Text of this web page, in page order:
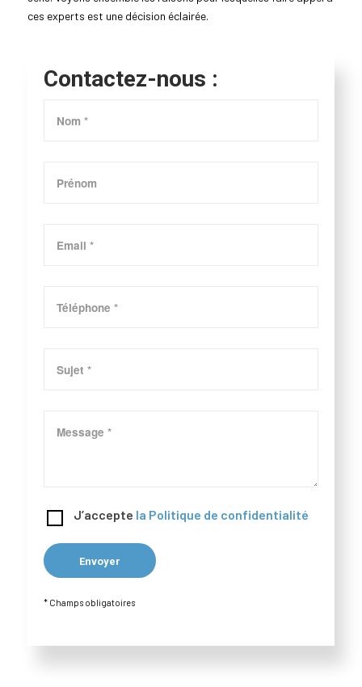
ces experts est une décision éclairée.
Contactez-nous :
J’accepte la Politique de confidentialité
* Champs obligatoires